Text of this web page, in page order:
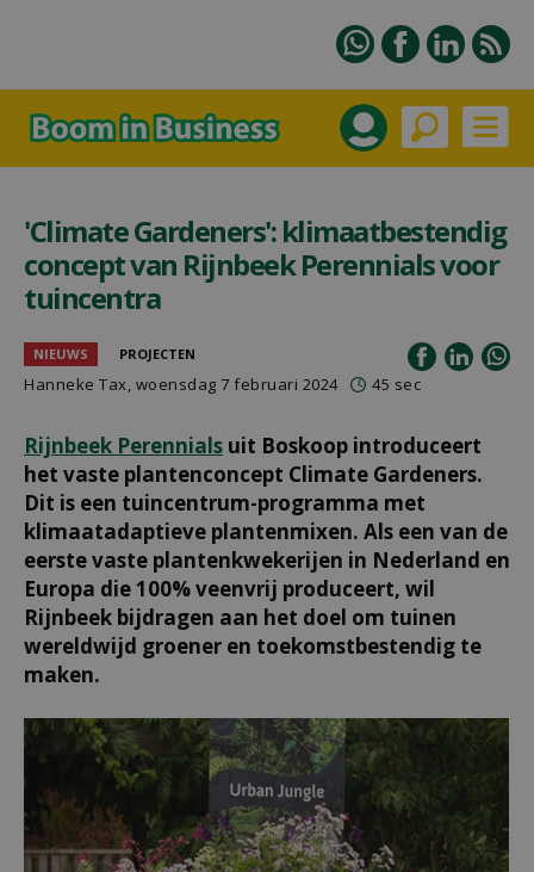
'Climate Gardeners': klimaatbestendig
concept van Rijnbeek Perennials voor
tuincentra
NIEUWS PROJECTEN
Hanneke Tax, woensdag 7 februari 2024 45 sec
Rijnbeek Perennials uit Boskoop introduceert
het vaste plantenconcept Climate Gardeners.
Dit is een tuincentrum-programma met
klimaatadaptieve plantenmixen. Als een van de
eerste vaste plantenkwekerijen in Nederland en
Europa die 100% veenvrij produceert, wil
Rijnbeek bijdragen aan het doel om tuinen
wereldwijd groener en toekomstbestendig te
maken.